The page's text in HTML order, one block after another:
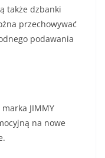
także dzbanki
przechowywać
podawania
JIMMY
na nowe